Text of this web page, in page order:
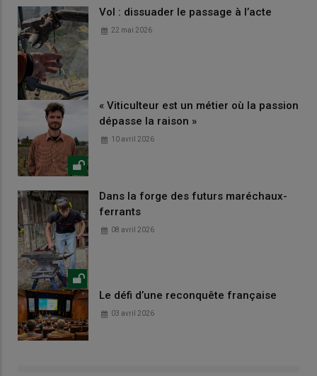
Vol : dissuader le passage à l’acte
22 mai 2026
« Viticulteur est un métier où la passion
dépasse la raison »
10 avril 2026
Dans la forge des futurs maréchaux-
ferrants
08 avril 2026
Le défi d’une reconquête française
03 avril 2026